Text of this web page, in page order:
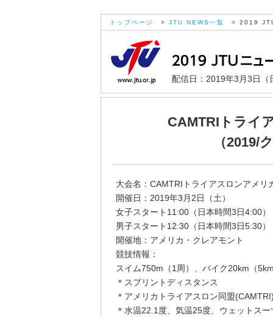
トップページ > JTU NEWS一覧 > 2019
配信日：2019年3月3日（
CAMTRIトライ
（2019/
大会名：CAMTRIトライアスロンアメ
開催日：2019年3月2日（土）
女子スタート11:00（日本時間3日4:00）
男子スタート12:30（日本時間3日5:30）
開催地：アメリカ・クレアモント
競技情報：
スイム750m（1周）、バイク20km（
＊スプリントディスタンス
＊アメリカトライアスロン同盟
＊水温22.1度、気温25度、ウェットス